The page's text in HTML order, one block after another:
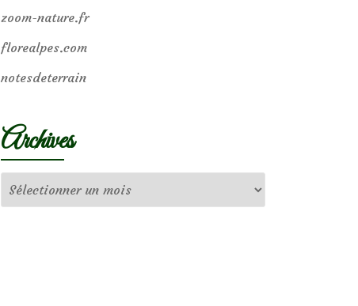
zoom-nature.fr
florealpes.com
notesdeterrain
Archives
Archives